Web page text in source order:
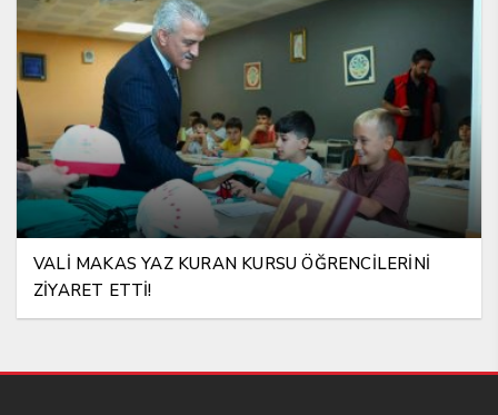
VALİ MAKAS YAZ KURAN KURSU ÖĞRENCİLERİNİ
ZİYARET ETTİ!